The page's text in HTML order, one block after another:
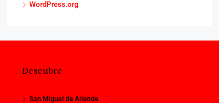
WordPress.org
Descubre
San Miguel de Allende